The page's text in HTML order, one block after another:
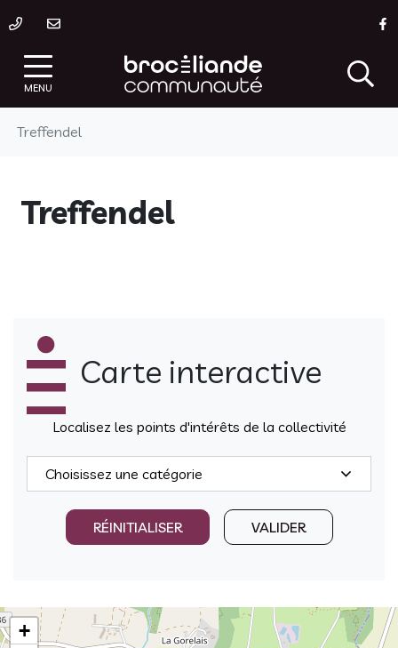
au
contenu
MENU
Treffendel
Treffendel
Carte interactive
Localisez les points d'intérêts de la collectivité
RÉINITIALISER VALIDER
+